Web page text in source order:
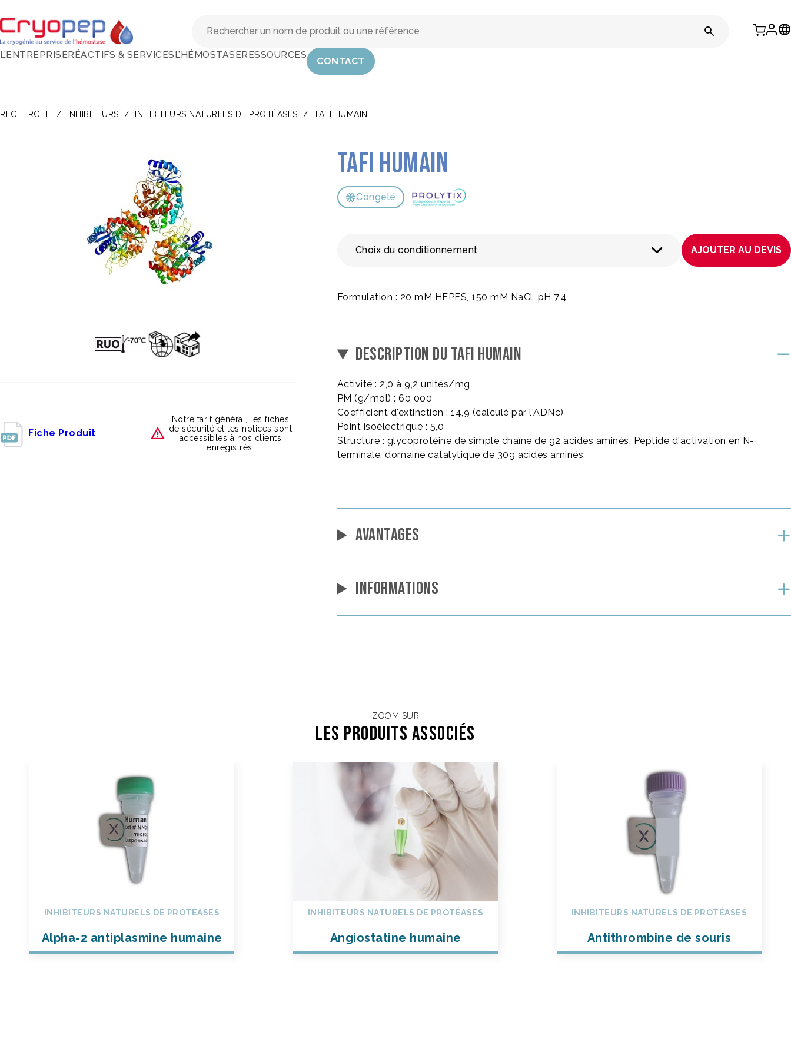
L’ENTREPRISERÉACTIFS & SERVICESL’HÉMOSTASERESSOURCES
CONTACT
RECHERCHE / INHIBITEURS / INHIBITEURS NATURELS DE PROTÉASES / TAFI HUMAIN
TAFI Humain
Congelé
Choix du conditionnement AJOUTER AU DEVIS
Formulation : 20 mM HEPES, 150 mM NaCl, pH 7,4
DESCRIPTION DU TAFI HUMAIN
Activité : 2,0 à 9,2 unités/mg
PM (g/mol) : 60 000
Coefficient d'extinction : 14,9 (calculé par l'ADNc)
Point isoélectrique : 5,0
Structure : glycoprotéine de simple chaîne de 92 acides aminés. Peptide d'activation en N-
terminale, domaine catalytique de 309 acides aminés.
AVANTAGES
INFORMATIONS
Fiche Produit
Notre tarif général, les fiches
de sécurité et les notices sont
accessibles à nos clients
enregistrés.
ZOOM SUR
Les Produits associés
INHIBITEURS NATURELS DE PROTÉASES
Alpha-2 antiplasmine humaine
INHIBITEURS NATURELS DE PROTÉASES
Angiostatine humaine
INHIBITEURS NATURELS DE PROTÉASES
Antithrombine de souris